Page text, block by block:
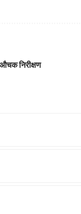
निरीक्षण